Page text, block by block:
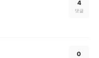
4
댓글
0